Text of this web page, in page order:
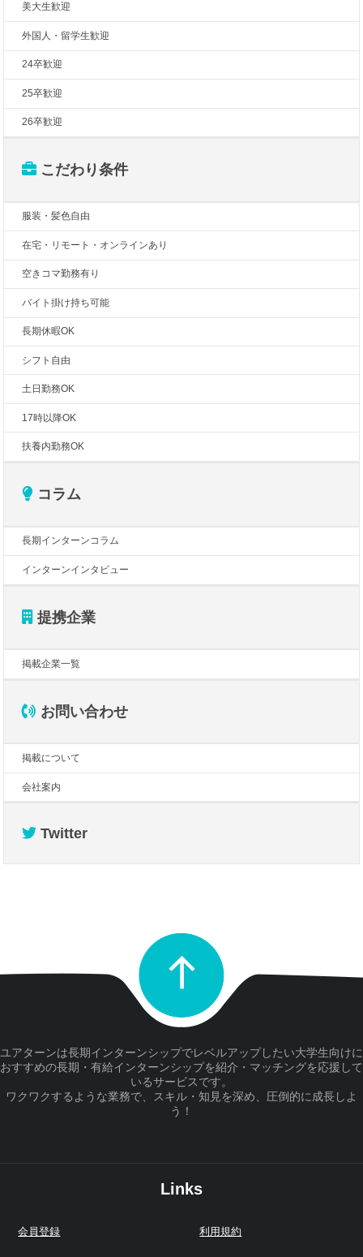
美大生歓迎
外国人・留学生歓迎
24卒歓迎
25卒歓迎
26卒歓迎
こだわり条件
服装・髪色自由
在宅・リモート・オンラインあり
空きコマ勤務有り
バイト掛け持ち可能
長期休暇OK
シフト自由
土日勤務OK
17時以降OK
扶養内勤務OK
コラム
長期インターンコラム
インターンインタビュー
提携企業
掲載企業一覧
お問い合わせ
掲載について
会社案内
Twitter
ユアターンは長期インターンシップでレベルアップしたい大学生向けに
おすすめの長期・有給インターンシップを紹介・マッチングを応援して
いるサービスです。
ワクワクするような業務で、スキル・知見を深め、圧倒的に成長しよ
う！
Links
会員登録 利用規約